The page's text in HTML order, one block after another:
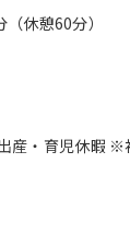
休憩60分）
産・育児休暇 ※